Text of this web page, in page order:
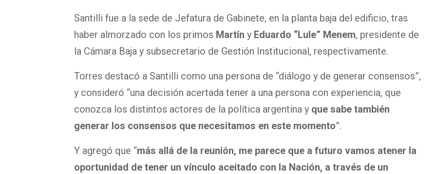
Santilli fue a la sede de Jefatura de Gabinete, en la planta baja del edificio, tras
haber almorzado con los primos Martín y Eduardo “Lule” Menem, presidente de
la Cámara Baja y subsecretario de Gestión Institucional, respectivamente.
Torres destacó a Santilli como una persona de “diálogo y de generar consensos”,
y consideró “una decisión acertada tener a una persona con experiencia, que
conozca los distintos actores de la política argentina y que sabe también
generar los consensos que necesitamos en este momento”.
Y agregó que “más allá de la reunión, me parece que a futuro vamos atener la
oportunidad de tener un vínculo aceitado con la Nación, a través de un